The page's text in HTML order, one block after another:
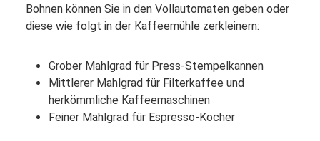
Bohnen können Sie in den Vollautomaten geben oder
diese wie folgt in der Kaffeemühle zerkleinern:
Grober Mahlgrad für Press-Stempelkannen
Mittlerer Mahlgrad für Filterkaffee und
herkömmliche Kaffeemaschinen
Feiner Mahlgrad für Espresso-Kocher